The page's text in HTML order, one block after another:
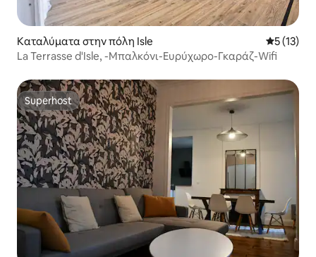
Καταλύματα στην πόλη Isle Μέση
5 (13)
La Terrasse d'Isle, -Μπαλκόνι-Ευρύχωρο-Γκαράζ-Wifi
Superhost
Superhost